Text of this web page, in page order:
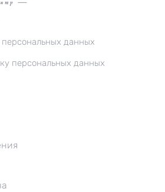
данных
персональных данных